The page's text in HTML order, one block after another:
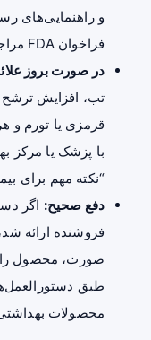
و راهنمایی‌های
فراخوان FDA مراجعه کنید.
در صورت بروز
تب، افزایش
قرمزی یا تورم و
با پزشک یا مرکز
“نکته مهم برای
دفع صحیح: اگر
فروشنده ارائه
صورت، محصول را
طبق
محصولات